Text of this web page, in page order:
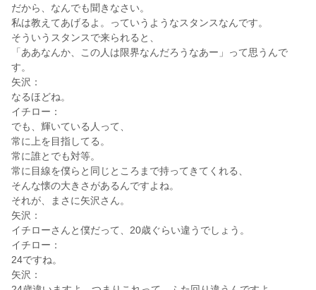
だから、なんでも聞きなさい。
私は教えてあげるよ。っていうようなスタンスなんです。
そういうスタンスで来られると、
「ああなんか、この人は限界なんだろうなあー」って思うんで
す。
矢沢：
なるほどね。
イチロー：
でも、輝いている人って、
常に上を目指してる。
常に誰とでも対等。
常に目線を僕らと同じところまで持ってきてくれる、
そんな懐の大きさがあるんですよね。
それが、まさに矢沢さん。
矢沢：
イチローさんと僕だって、20歳ぐらい違うでしょう。
イチロー：
24ですね。
矢沢：